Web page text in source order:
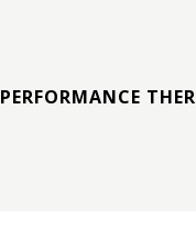
PERFORMANCE